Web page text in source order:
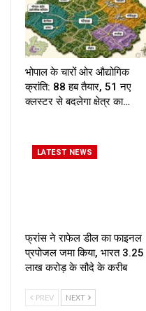
भोपाल के चारों ओर औद्योगिक
क्रांति: 88 हब तैयार, 51 नए
क्लस्टर से बदलेगा क्षेत्र का…
LATEST NEWS
फ्रांस ने राफेल डील का फाइनल
प्रपोजल जमा किया, भारत ₹3.25
लाख करोड़ के सौदे के करीब
PREV NEXT